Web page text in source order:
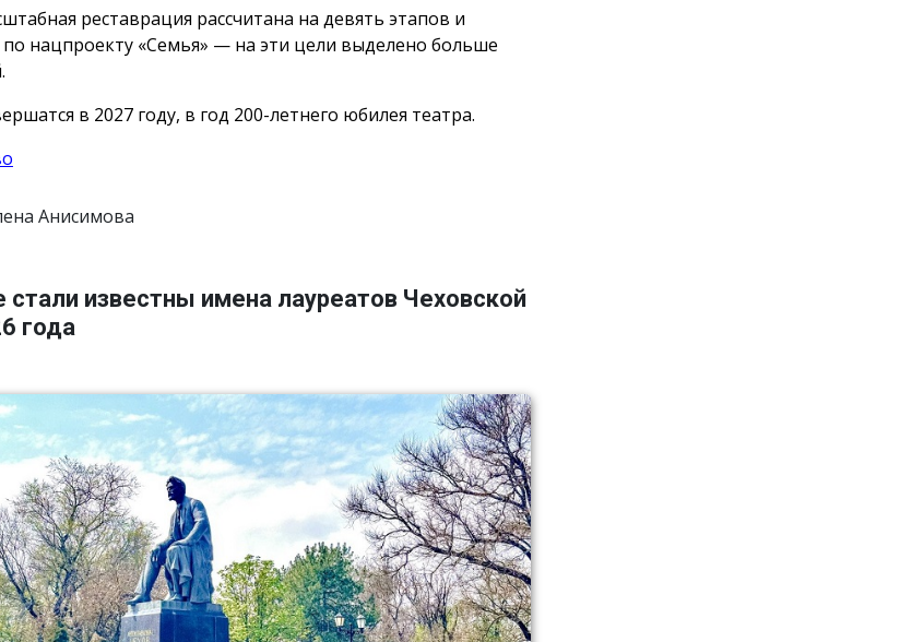
реставрация рассчитана на девять этапов и
по нацпроекту «Семья» — на эти цели выделено больше
в 2027 году, в год 200-летнего юбилея театра.
Анисимова
стали известны имена лауреатов Чеховской
года